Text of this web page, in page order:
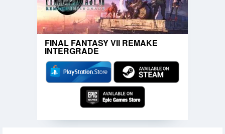
FINAL FANTASY VII REMAKE
INTERGRADE